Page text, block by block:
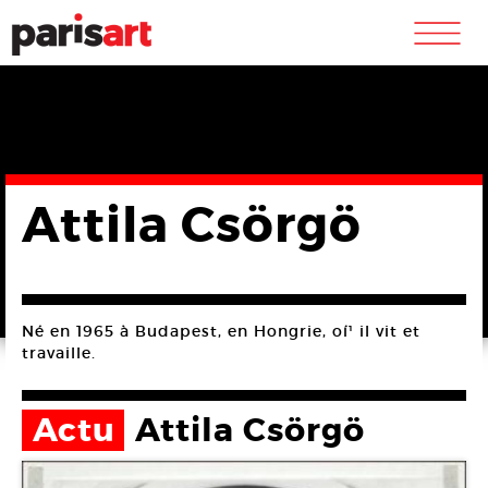
m
Attila Csörgö
Né en 1965 à Budapest, en Hongrie, oí¹ il vit et
travaille.
Actu Attila Csörgö